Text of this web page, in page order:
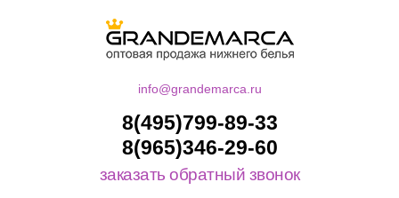
info@grandemarca.ru
8(495)799-89-33
8(965)346-29-60
заказать обратный звонок